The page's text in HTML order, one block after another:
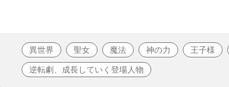
異世界 聖女 魔法 神の力 王子様
逆転劇、成長していく登場人物